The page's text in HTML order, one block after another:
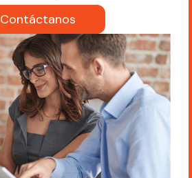
Contáctanos